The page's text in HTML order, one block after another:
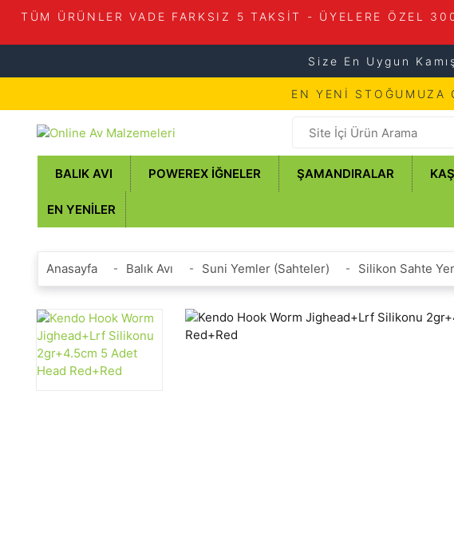
TÜM ÜRÜNLER VADE FARKSIZ 5 TAKSİT - ÜYELERE ÖZEL
Size En Uygun
EN YENİ STOĞUMUZA
BALIK AVI POWEREX İĞNELER ŞAMANDIRALAR
EN YENILER
Anasayfa Balık Avı Suni Yemler (Sahteler) Silikon Sahte